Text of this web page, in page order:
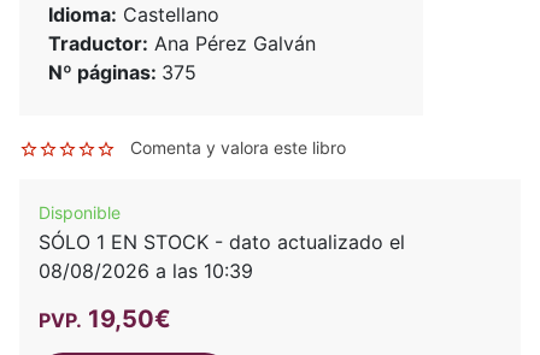
Idioma: Castellano
Traductor: Ana Pérez Galván
Nº páginas: 375
Comenta y valora este libro
Disponible
SÓLO 1 EN STOCK - dato actualizado el
08/08/2026 a las 10:39
PVP. 19,50€